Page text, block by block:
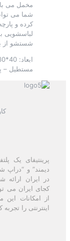
مخمل می
شما می
کرده و
لباسشویی
شستشو از
مستطیل –
پرینتیفای یک
دیمند” و “دراپ
در ایران
کجای ایران می
از امکانات این
اینترنتی را تجربه